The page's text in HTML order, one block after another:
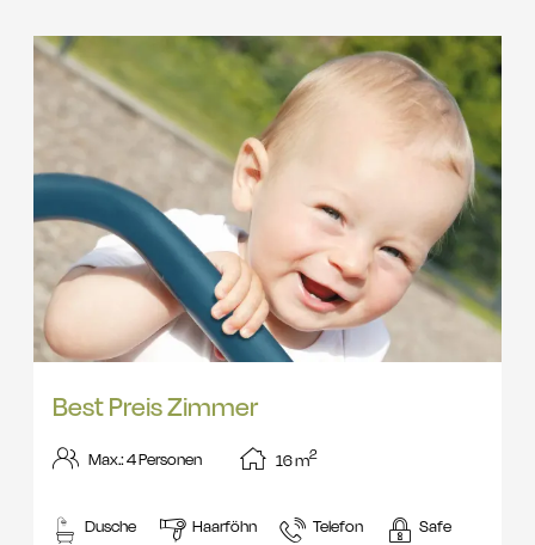
Best Preis Zimmer
Max.: 4 Personen 16m2
Dusche Haarföhn Telefon Safe